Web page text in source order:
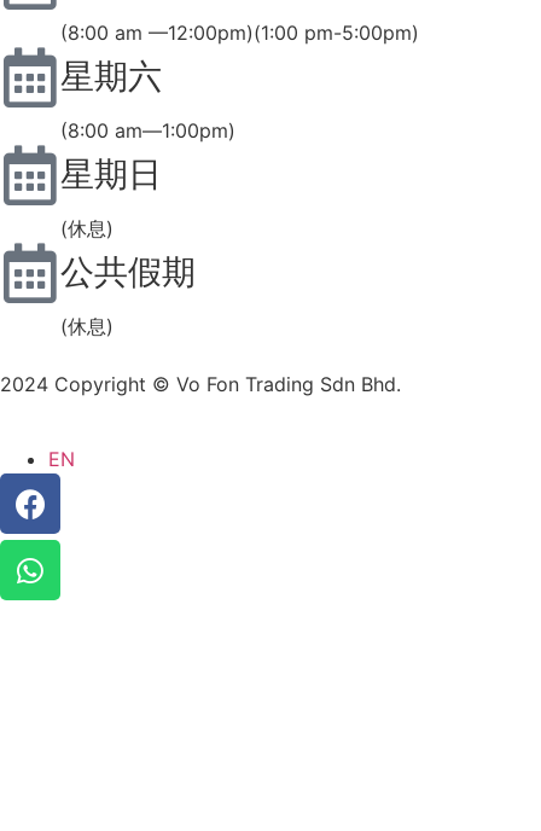
(8:00 am —12:00pm)(1:00 pm-5:00pm)
星期六
(8:00 am—1:00pm)
星期日
(休息)
公共假期
(休息)
2024 Copyright © Vo Fon Trading Sdn Bhd.
EN